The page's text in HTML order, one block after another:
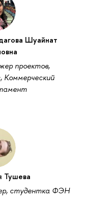
Шуайнат
проектов,
Коммерческий
Тушева
студентка ФЭН